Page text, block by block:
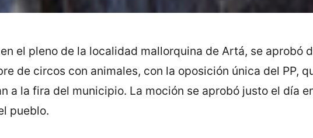
el pleno de la localidad mallorquina de Artá, se aprobó
de circos con animales, con la oposición única del PP,
a la fira del municipio. La moción se aprobó justo el día
pueblo.